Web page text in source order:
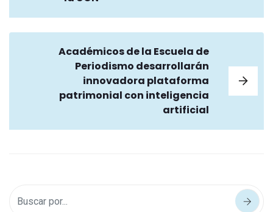
Académicos de la Escuela de
Periodismo desarrollarán
innovadora plataforma
patrimonial con inteligencia
artificial